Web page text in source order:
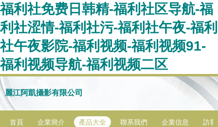
福利社免费日韩精-福利社区导航-福
利社涩情-福利社污-福利社午夜-福利
社午夜影院-福利视频-福利视频91-
福利视频导航-福利视频二区
麗江阿凱攝影有限公司
首頁 企業簡介 產品大全 聯系我們 企業信息 訪客